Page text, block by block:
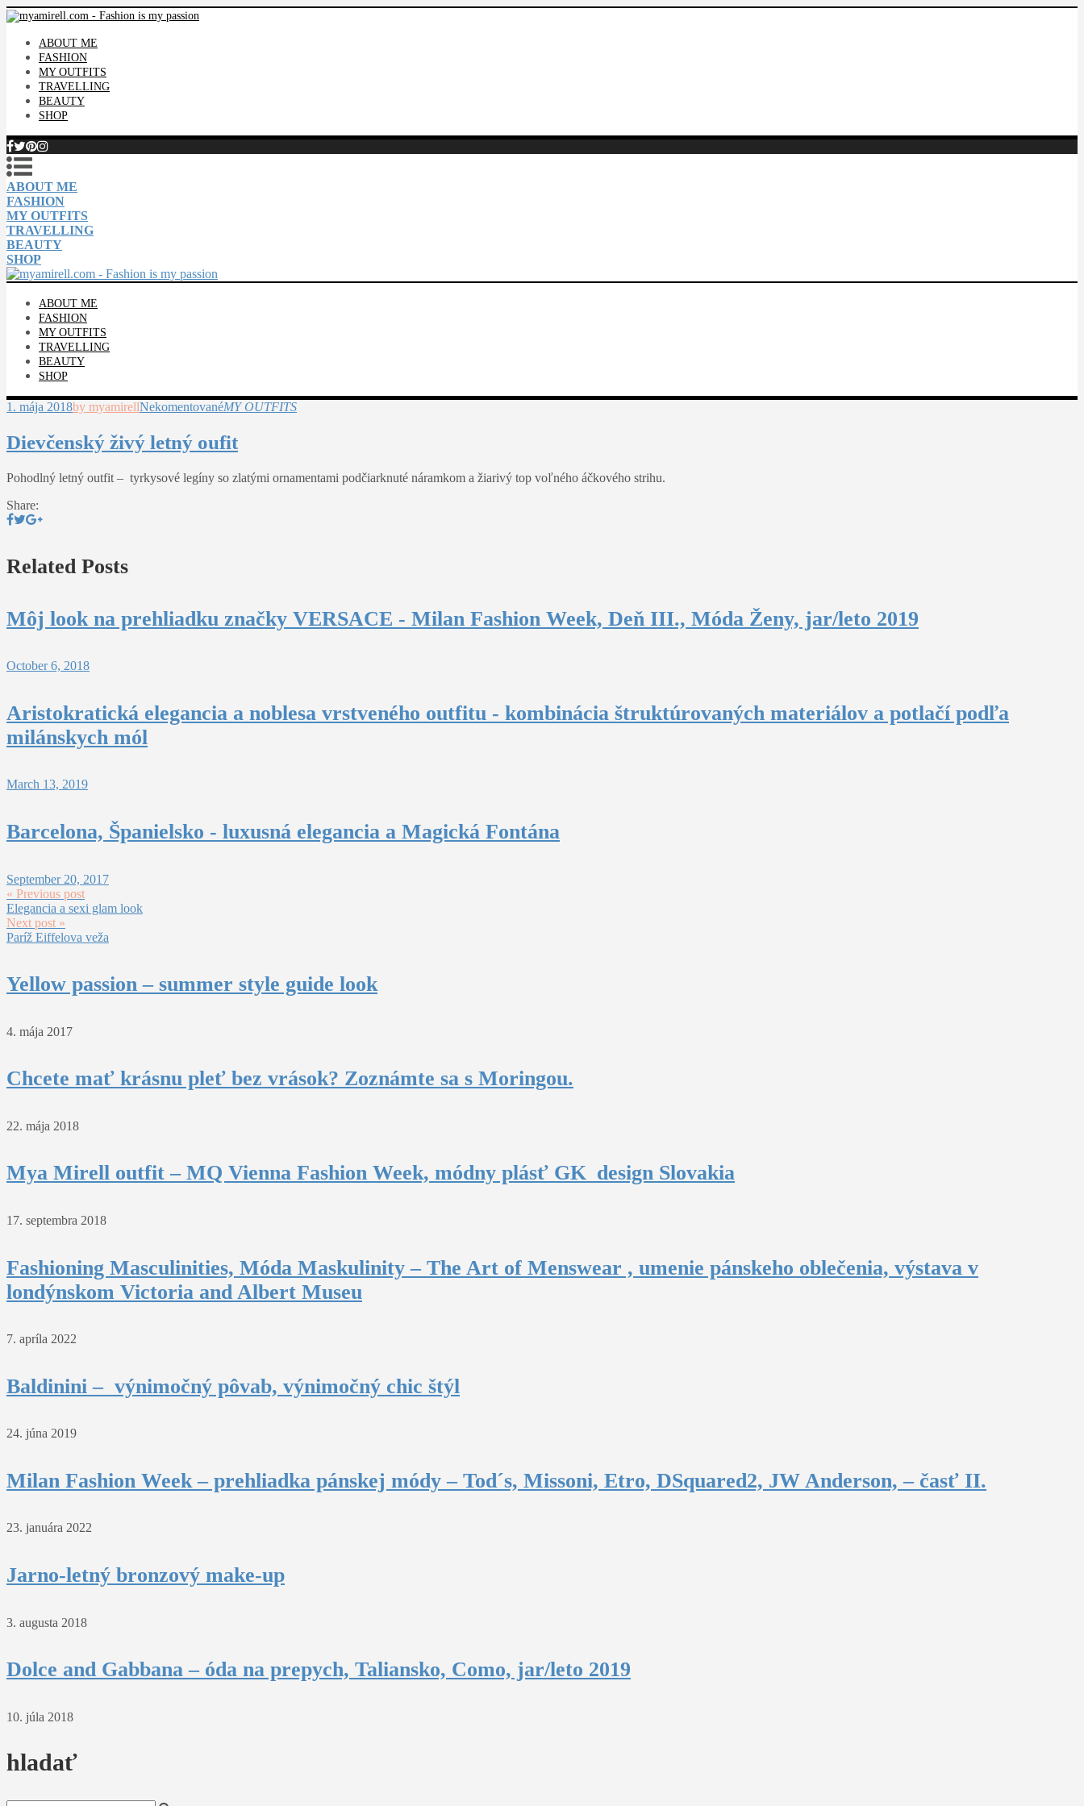
ABOUT ME
FASHION
MY OUTFITS
TRAVELLING
BEAUTY
SHOP
ABOUT ME
FASHION
MY OUTFITS
TRAVELLING
BEAUTY
SHOP
ABOUT ME
FASHION
MY OUTFITS
TRAVELLING
BEAUTY
SHOP
1. mája 2018by myamirellNekomentovanéMY OUTFITS
Dievčenský živý letný oufit
Pohodlný letný outfit – tyrkysové legíny so zlatými ornamentami podčiarknuté náramkom a žiarivý top voľného áčkového strihu.
Share:
Related Posts
Môj look na prehliadku značky VERSACE - Milan Fashion Week, Deň III., Móda Ženy, jar/leto 2019
October 6, 2018
Aristokratická elegancia a noblesa vrstveného outfitu - kombinácia štruktúrovaných materiálov a potlačí podľa
milánskych mól
March 13, 2019
Barcelona, Španielsko - luxusná elegancia a Magická Fontána
September 20, 2017
« Previous post
Elegancia a sexi glam look
Next post »
Paríž Eiffelova veža
Yellow passion – summer style guide look
4. mája 2017
Chcete mať krásnu pleť bez vrások? Zoznámte sa s Moringou.
22. mája 2018
Mya Mirell outfit – MQ Vienna Fashion Week, módny plásť GK_design Slovakia
17. septembra 2018
Fashioning Masculinities, Móda Maskulinity – The Art of Menswear , umenie pánskeho oblečenia, výstava v
londýnskom Victoria and Albert Museu
7. apríla 2022
Baldinini – výnimočný pôvab, výnimočný chic štýl
24. júna 2019
Milan Fashion Week – prehliadka pánskej módy – Tod´s, Missoni, Etro, DSquared2, JW Anderson, – časť II.
23. januára 2022
Jarno-letný bronzový make-up
3. augusta 2018
Dolce and Gabbana – óda na prepych, Taliansko, Como, jar/leto 2019
10. júla 2018
hladať